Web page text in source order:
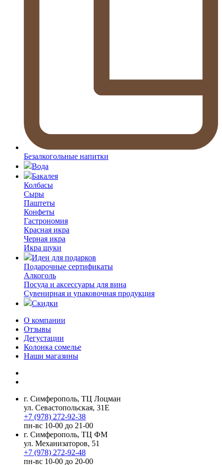
Безалкогольные напитки
Вода
Бакалея
Колбасы
Сыры
Паштеты
Конфеты
Гастрономия
Красная икра
Черная икра
Икра щуки
Идеи для подарков
Подарочные сертификаты
Алкоголь
Посуда и аксессуары для вина
Сувенирная и упаковочная продукция
Скидки
О компании
Отзывы
Дегустации
Колонка сомелье
Наши магазины
г. Симферополь, ТЦ Лоцман
ул. Севастопольская, 31Е
+7 (978) 272-92-38
пн-вс 10-00 до 21-00
г. Симферополь, ТЦ ФМ
ул. Механизаторов, 51
+7 (978) 272-92-48
пн-вс 10-00 до 20-00